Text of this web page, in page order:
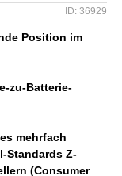
ID: 36929
Position im
zu-Batterie-
mehrfach
Standards Z-
(Consumer